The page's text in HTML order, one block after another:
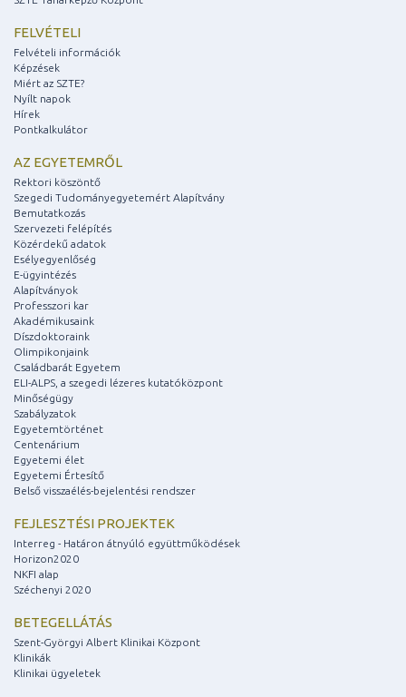
FELVÉTELI
Felvételi információk
Képzések
Miért az SZTE?
Nyílt napok
Hírek
Pontkalkulátor
AZ EGYETEMRŐL
Rektori köszöntő
Szegedi Tudományegyetemért Alapítvány
Bemutatkozás
Szervezeti felépítés
Közérdekű adatok
Esélyegyenlőség
E-ügyintézés
Alapítványok
Professzori kar
Akadémikusaink
Díszdoktoraink
Olimpikonjaink
Családbarát Egyetem
ELI-ALPS, a szegedi lézeres kutatóközpont
Minőségügy
Szabályzatok
Egyetemtörténet
Centenárium
Egyetemi élet
Egyetemi Értesítő
Belső visszaélés-bejelentési rendszer
FEJLESZTÉSI PROJEKTEK
Interreg - Határon átnyúló együttműködések
Horizon2020
NKFI alap
Széchenyi 2020
BETEGELLÁTÁS
Szent-Györgyi Albert Klinikai Központ
Klinikák
Klinikai ügyeletek